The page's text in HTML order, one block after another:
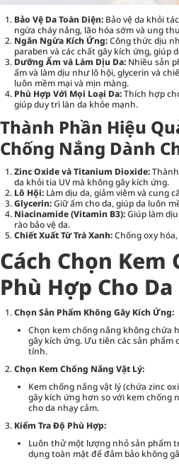
Bảo Vệ Da Toàn Diện: Bảo vệ da khỏi
ngừa cháy nắng, lão hóa sớm và ung
Ngăn Ngừa Kích Ứng:Công thức dịu
paraben và các chất gây kích ứng, giúp
Dưỡng Ẩm và Làm Dịu Da: Nhiều sản
ẩm và làm dịu như lô hội, glycerin và
luôn mềm mại và mịn màng.
Phù Hợp Với Mọi Loại Da:Thích hợp
giúp duy trì làn da khỏe mạnh.
Thành Phần Hiệu
Chống Nắng Dành
Zinc Oxide và Titanium Dioxide:
da khỏi tia UV mà không gây kích ứng.
Lô Hội: Làm dịu da, giảm viêm và cung
Glycerin:Giữ ẩm cho da, giúp da luôn
Niacinamide (Vitamin B3):Giúp làm
rào bảo vệ da.
Chiết Xuất Từ Trà Xanh:Chống oxy
Cách Chọn Kem
Phù Hợp Cho
Chọn Sản Phẩm Không Gây Kích Ứng:
Chọn kem chống nắng không chứa
gây kích ứng. Ưu tiên các sản
tính.
Chọn Kem Chống Nắng Vật Lý:
Kem chống nắng vật lý (chứa zinc
gây kích ứng hơn so với kem chống
cho da nhạy cảm.
Kiểm Tra Độ Phù Hợp:
Luôn thử một lượng nhỏ sản phẩm
dụng toàn mặt để đảm bảo không